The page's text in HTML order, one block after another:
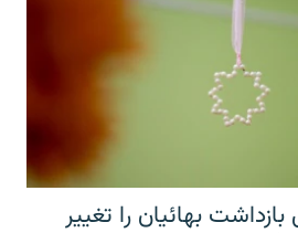
بهائیان را تغییر